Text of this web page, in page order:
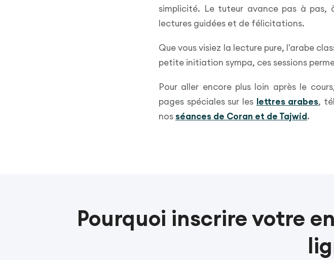
simplicité. Le tuteur avance pas à pas,
lectures guidées et de félicitations.
Que vous visiez la lecture pure, l'arabe
petite initiation sympa, ces sessions
Pour aller encore plus loin après le
pages spéciales sur les lettres arabes,
nos séances de Coran et de Tajwid.
Pourquoi inscrire votre